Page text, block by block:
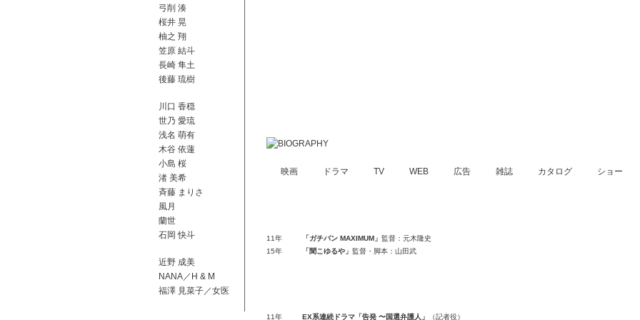
弓削 湊
桜井 晃
柚之 翔
笠原 結斗
長崎 隼土
後藤 琉樹
川口 香穏
世乃 愛琉
浅名 萌有
木谷 依蓮
小島 桜
渚 美希
⻫藤 まりさ
風月
蘭世
石岡 快斗
近野 成美
NANA／H & M
福澤 見菜子／女医
映画 ドラマ TV WEB 広告 雑誌 カタログ ショー
11年 「ガチバン MAXIMUM」 監督：元木隆史
15年
「聞こゆるや」 監督・脚本：山田武
11年 EX系連続ドラマ「告発 〜国選弁護人」 （記者役）